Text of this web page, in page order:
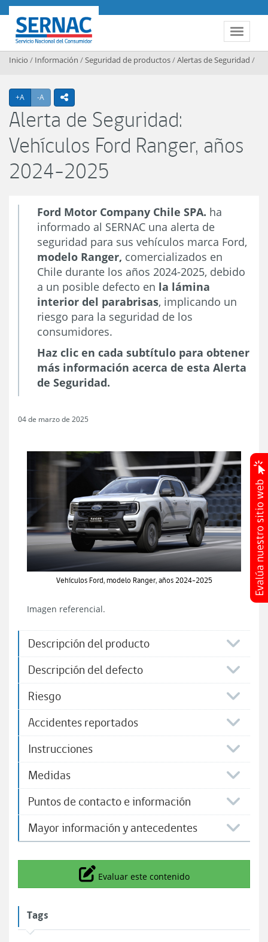
Contenido principal
Toggle
SERNAC
Inicio / Información /Seguridad de productos/Alertas de Seguridad /
+A Agrandar texto
-A Achicar textoicono compartir
Alerta de Seguridad:
Vehículos Ford Ranger, años
2024-2025
Ford Motor Company Chile SPA. ha
informado al SERNAC una alerta de
seguridad para sus vehículos marca Ford,
modelo Ranger, comercializados en
Chile durante los años 2024-2025, debido
a un posible defecto en la lámina
interior del parabrisas, implicando un
riesgo para la seguridad de los
consumidores.
Haz clic en cada subtítulo para obtener
más información acerca de esta Alerta
de Seguridad.
04 de marzo de 2025
Vehículos Ford, modelo Ranger, años 2024-2025
Imagen referencial.
Descripción del producto
Descripción del defecto
Riesgo
Accidentes reportados
Instrucciones
Medidas
Puntos de contacto e información
Mayor información y antecedentes
Icono
Evaluar este contenido
Tags